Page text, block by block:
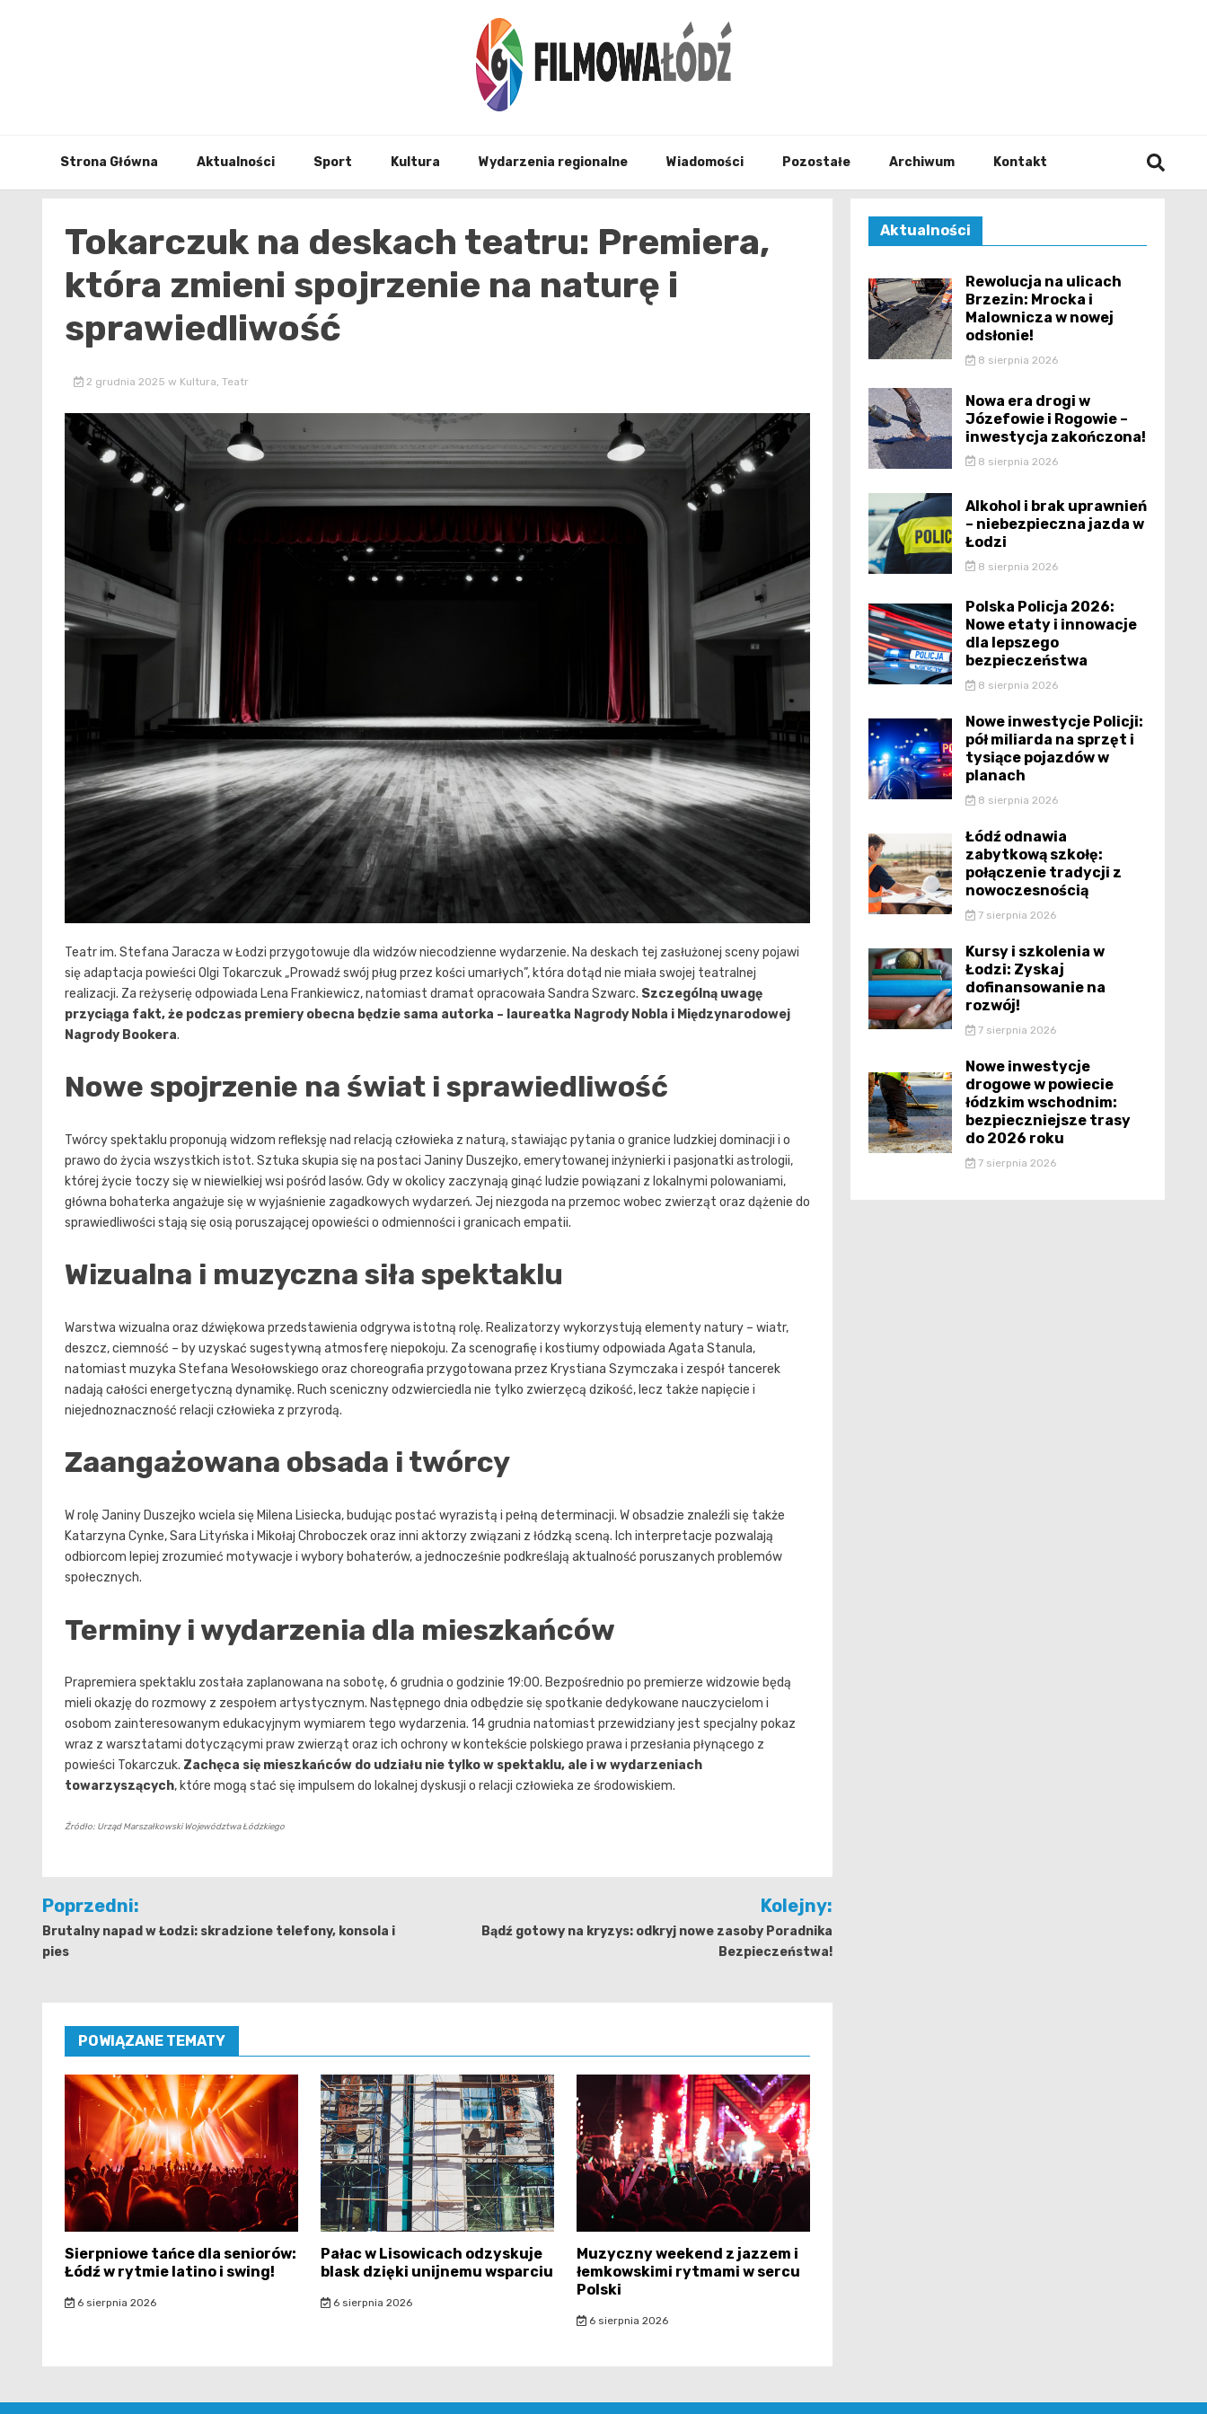
Strona Główna Aktualności Sport Kultura Wydarzenia regionalne Wiadomości Pozostałe Archiwum Kontakt
Tokarczuk na deskach teatru: Premiera,
która zmieni spojrzenie na naturę i
sprawiedliwość
2 grudnia 2025 w Kultura, Teatr
Teatr im. Stefana Jaracza w Łodzi przygotowuje dla widzów niecodzienne wydarzenie. Na deskach tej zasłużonej sceny pojawi
się adaptacja powieści Olgi Tokarczuk „Prowadź swój pług przez kości umarłych”, która dotąd nie miała swojej teatralnej
realizacji. Za reżyserię odpowiada Lena Frankiewicz, natomiast dramat opracowała Sandra Szwarc. Szczególną uwagę
przyciąga fakt, że podczas premiery obecna będzie sama autorka – laureatka Nagrody Nobla i Międzynarodowej
Nagrody Bookera.
Nowe spojrzenie na świat i sprawiedliwość
Twórcy spektaklu proponują widzom refleksję nad relacją człowieka z naturą, stawiając pytania o granice ludzkiej dominacji i o
prawo do życia wszystkich istot. Sztuka skupia się na postaci Janiny Duszejko, emerytowanej inżynierki i pasjonatki astrologii,
której życie toczy się w niewielkiej wsi pośród lasów. Gdy w okolicy zaczynają ginąć ludzie powiązani z lokalnymi polowaniami,
główna bohaterka angażuje się w wyjaśnienie zagadkowych wydarzeń. Jej niezgoda na przemoc wobec zwierząt oraz dążenie do
sprawiedliwości stają się osią poruszającej opowieści o odmienności i granicach empatii.
Wizualna i muzyczna siła spektaklu
Warstwa wizualna oraz dźwiękowa przedstawienia odgrywa istotną rolę. Realizatorzy wykorzystują elementy natury – wiatr,
deszcz, ciemność – by uzyskać sugestywną atmosferę niepokoju. Za scenografię i kostiumy odpowiada Agata Stanula,
natomiast muzyka Stefana Wesołowskiego oraz choreografia przygotowana przez Krystiana Szymczaka i zespół tancerek
nadają całości energetyczną dynamikę. Ruch sceniczny odzwierciedla nie tylko zwierzęcą dzikość, lecz także napięcie i
niejednoznaczność relacji człowieka z przyrodą.
Zaangażowana obsada i twórcy
W rolę Janiny Duszejko wciela się Milena Lisiecka, budując postać wyrazistą i pełną determinacji. W obsadzie znaleźli się także
Katarzyna Cynke, Sara Lityńska i Mikołaj Chroboczek oraz inni aktorzy związani z łódzką sceną. Ich interpretacje pozwalają
odbiorcom lepiej zrozumieć motywacje i wybory bohaterów, a jednocześnie podkreślają aktualność poruszanych problemów
społecznych.
Terminy i wydarzenia dla mieszkańców
Prapremiera spektaklu została zaplanowana na sobotę, 6 grudnia o godzinie 19:00. Bezpośrednio po premierze widzowie będą
mieli okazję do rozmowy z zespołem artystycznym. Następnego dnia odbędzie się spotkanie dedykowane nauczycielom i
osobom zainteresowanym edukacyjnym wymiarem tego wydarzenia. 14 grudnia natomiast przewidziany jest specjalny pokaz
wraz z warsztatami dotyczącymi praw zwierząt oraz ich ochrony w kontekście polskiego prawa i przesłania płynącego z
powieści Tokarczuk. Zachęca się mieszkańców do udziału nie tylko w spektaklu, ale i w wydarzeniach
towarzyszących, które mogą stać się impulsem do lokalnej dyskusji o relacji człowieka ze środowiskiem.
Źródło: Urząd Marszałkowski Województwa Łódzkiego
Nawigacja
wpisu
Poprzedni:
Brutalny napad w Łodzi: skradzione telefony, konsola i
pies
Kolejny:
Bądź gotowy na kryzys: odkryj nowe zasoby Poradnika
Bezpieczeństwa!
POWIĄZANE TEMATY
Sierpniowe tańce dla seniorów:
Łódź w rytmie latino i swing!
6 sierpnia 2026
Pałac w Lisowicach odzyskuje
blask dzięki unijnemu wsparciu
6 sierpnia 2026
Muzyczny weekend z jazzem i
łemkowskimi rytmami w sercu
Polski
6 sierpnia 2026
Aktualności
Rewolucja na ulicach
Brzezin: Mrocka i
Malownicza w nowej
odsłonie!
8 sierpnia 2026
Nowa era drogi w
Józefowie i Rogowie –
inwestycja zakończona!
8 sierpnia 2026
Alkohol i brak uprawnień
– niebezpieczna jazda w
Łodzi
8 sierpnia 2026
Polska Policja 2026:
Nowe etaty i innowacje
dla lepszego
bezpieczeństwa
8 sierpnia 2026
Nowe inwestycje Policji:
pół miliarda na sprzęt i
tysiące pojazdów w
planach
8 sierpnia 2026
Łódź odnawia
zabytkową szkołę:
połączenie tradycji z
nowoczesnością
7 sierpnia 2026
Kursy i szkolenia w
Łodzi: Zyskaj
dofinansowanie na
rozwój!
7 sierpnia 2026
Nowe inwestycje
drogowe w powiecie
łódzkim wschodnim:
bezpieczniejsze trasy
do 2026 roku
7 sierpnia 2026